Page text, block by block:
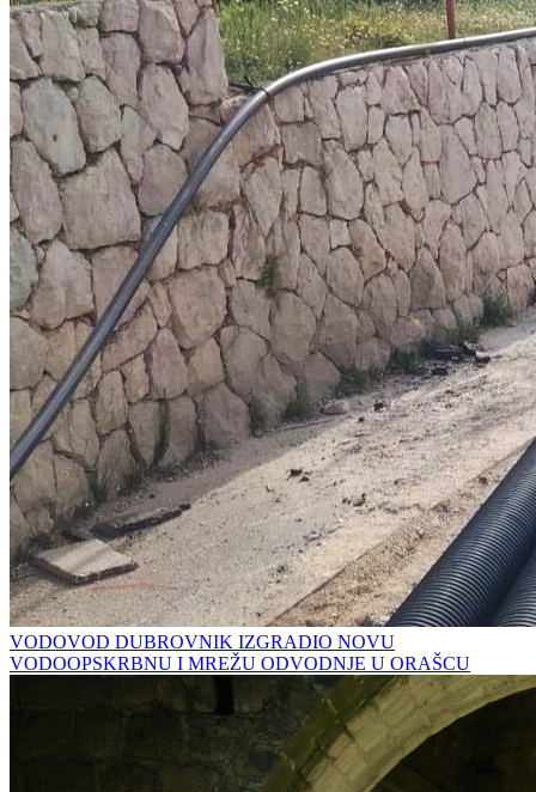
VODOVOD DUBROVNIK IZGRADIO NOVU
VODOOPSKRBNU I MREŽU ODVODNJE U ORAŠCU